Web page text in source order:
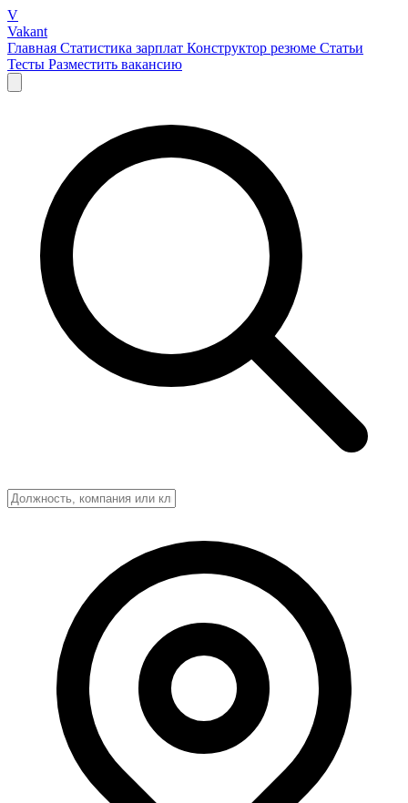
V
Vakant
Главная Статистика зарплат Конструктор резюме Статьи
Тесты Разместить вакансию